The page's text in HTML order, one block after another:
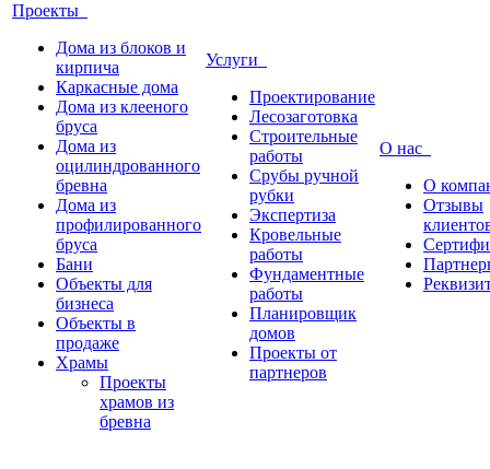
Проекты
Дома из блоков и
кирпича
Каркасные дома
Дома из клееного
бруса
Дома из
оцилиндрованного
бревна
Дома из
профилированного
бруса
Бани
Объекты для
бизнеса
Объекты в
продаже
Храмы
Проекты
храмов из
бревна
Услуги
Проектирование
Лесозаготовка
Строительные
работы
Срубы ручной
рубки
Экспертиза
Кровельные
работы
Фундаментные
работы
Планировщик
домов
Проекты от
партнеров
О нас
О
Отзывы